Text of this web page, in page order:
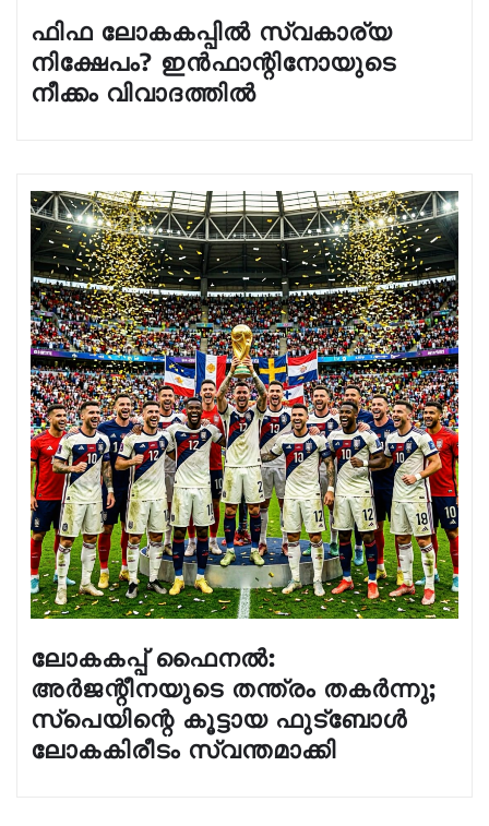
ഫിഫ ലോകകപ്പിൽ സ്വകാര്യ
നിക്ഷേപം? ഇൻഫാന്റിനോയുടെ
നീക്കം വിവാദത്തിൽ
ലോകകപ്പ് ഫൈനൽ:
അർജന്റീനയുടെ തന്ത്രം തകർന്നു;
സ്പെയിന്റെ കൂട്ടായ ഫുട്ബോൾ
ലോകകിരീടം സ്വന്തമാക്കി